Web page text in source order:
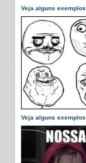
Veja alguns
Veja alguns